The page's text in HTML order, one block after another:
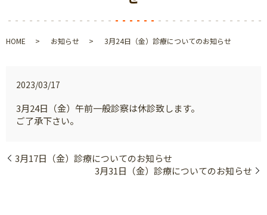
HOME お知らせ 3月24日（金）診療についてのお知らせ
2023/03/17
3月24日（金）午前一般診察は休診致します。
ご了承下さい。
3月17日（金）診療についてのお知らせ
3月31日（金）診療についてのお知らせ